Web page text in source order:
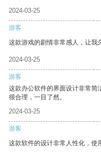
2024-03-25
游客
这款游戏的剧情非常感人，让我
2024-03-25
游客
这款办公软件的界面设计非常简
很合理，一目了然。
2024-03-25
游客
这款软件的设计非常人性化，使